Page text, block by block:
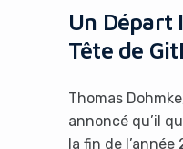
Un Départ
Tête de
Thomas
annoncé qu’il
la fin de